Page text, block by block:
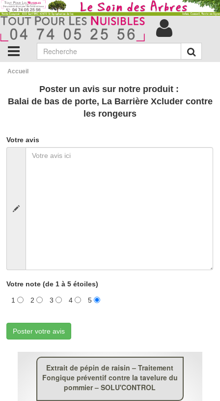
Accueil
Poster un avis sur notre produit :
Balai de bas de porte, La Barrière Xcluder contre
les rongeurs
Votre avis
Votre note (de 1 à 5 étoiles)
1 2 3 4 5
Poster votre avis
Extrait de pépin de raisin – Traitement
Fongique préventif contre la tavelure du
pommier – SOLU'CONTROL